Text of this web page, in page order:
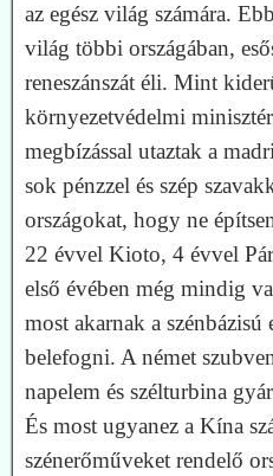
az egész világ számára.
világ többi országában,
reneszánszát éli. Mint
környezetvédelmi
megbízással utaztak a
sok pénzzel és szép
országokat, hogy ne
22 évvel Kioto, 4 évvel
első évében még mindig
most akarnak a szénbázisú
belefogni. A német
napelem és szélturbina
És most ugyanez a Kína
szénerőműveket rendelő